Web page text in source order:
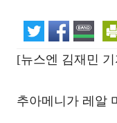
[뉴스엔 김재민
추아메니가 레알